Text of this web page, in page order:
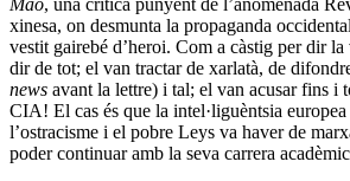
xinesa, on desmunta la propaganda
vestit gairebé d’heroi. Com a càstig per dir
dir de tot; el van tractar de xarlatà, de
news avant la lettre) i tal; el van acusar fins i
CIA! El cas és que la intel·liguèntsia
l’ostracisme i el pobre Leys va haver de
poder continuar amb la seva carrera